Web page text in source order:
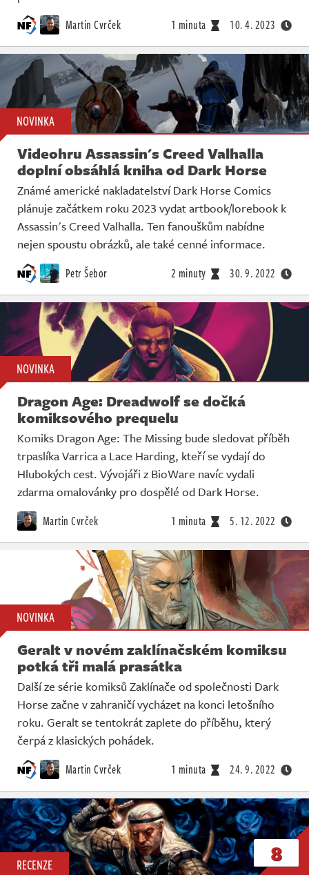
Martin Cvrček 1 minuta 10. 4. 2023
NOVINKA
Videohru Assassin's Creed Valhalla
doplní obsáhlá kniha od Dark Horse
Známé americké nakladatelství Dark Horse Comics
plánuje začátkem roku 2023 vydat artbook/lorebook k
Assassin's Creed Valhalla. Ten fanouškům nabídne
nejen spoustu obrázků, ale také cenné informace.
Petr Šebor 2 minuty 30. 9. 2022
NOVINKA
Dragon Age: Dreadwolf se dočká
komiksového prequelu
Komiks Dragon Age: The Missing bude sledovat příběh
trpaslíka Varrica a Lace Harding, kteří se vydají do
Hlubokých cest. Vývojáři z BioWare navíc vydali
zdarma omalovánky pro dospělé od Dark Horse.
Martin Cvrček 1 minuta 5. 12. 2022
NOVINKA
Geralt v novém zaklínačském komiksu
potká tři malá prasátka
Další ze série komiksů Zaklínače od společnosti Dark
Horse začne v zahraničí vycházet na konci letošního
roku. Geralt se tentokrát zaplete do příběhu, který
čerpá z klasických pohádek.
Martin Cvrček 1 minuta 24. 9. 2022
RECENZE 8